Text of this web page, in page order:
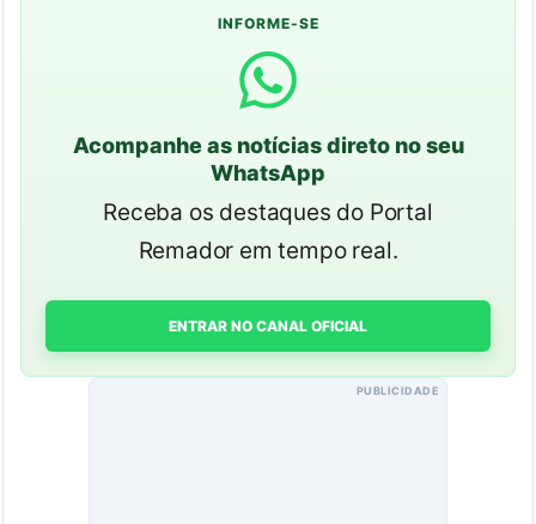
INFORME-SE
Acompanhe as notícias direto no seu
WhatsApp
Receba os destaques do Portal
Remador em tempo real.
ENTRAR NO CANAL OFICIAL
PUBLICIDADE